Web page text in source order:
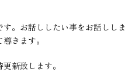
。お話ししたい事をお話ししま
きます。
新致します。